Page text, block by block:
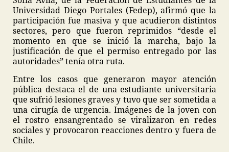
Universidad Diego Portales (Fedep), afirmó que la
participación fue masiva y que acudieron distintos
sectores, pero que fueron reprimidos “desde el
momento en que se inició la marcha, bajo la
justificación de que el permiso entregado por las
autoridades” tenía otra ruta.
Entre los casos que generaron mayor atención
pública destaca el de una estudiante universitaria
que sufrió lesiones graves y tuvo que ser sometida a
una cirugía de urgencia. Imágenes de la joven con
el rostro ensangrentado se viralizaron en redes
sociales y provocaron reacciones dentro y fuera de
Chile.